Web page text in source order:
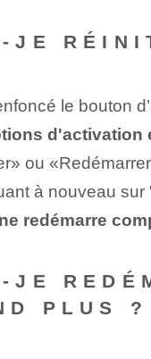
JE
le bouton
d'activation
ou
à nouveau
redémarre
JE
PLUS ?